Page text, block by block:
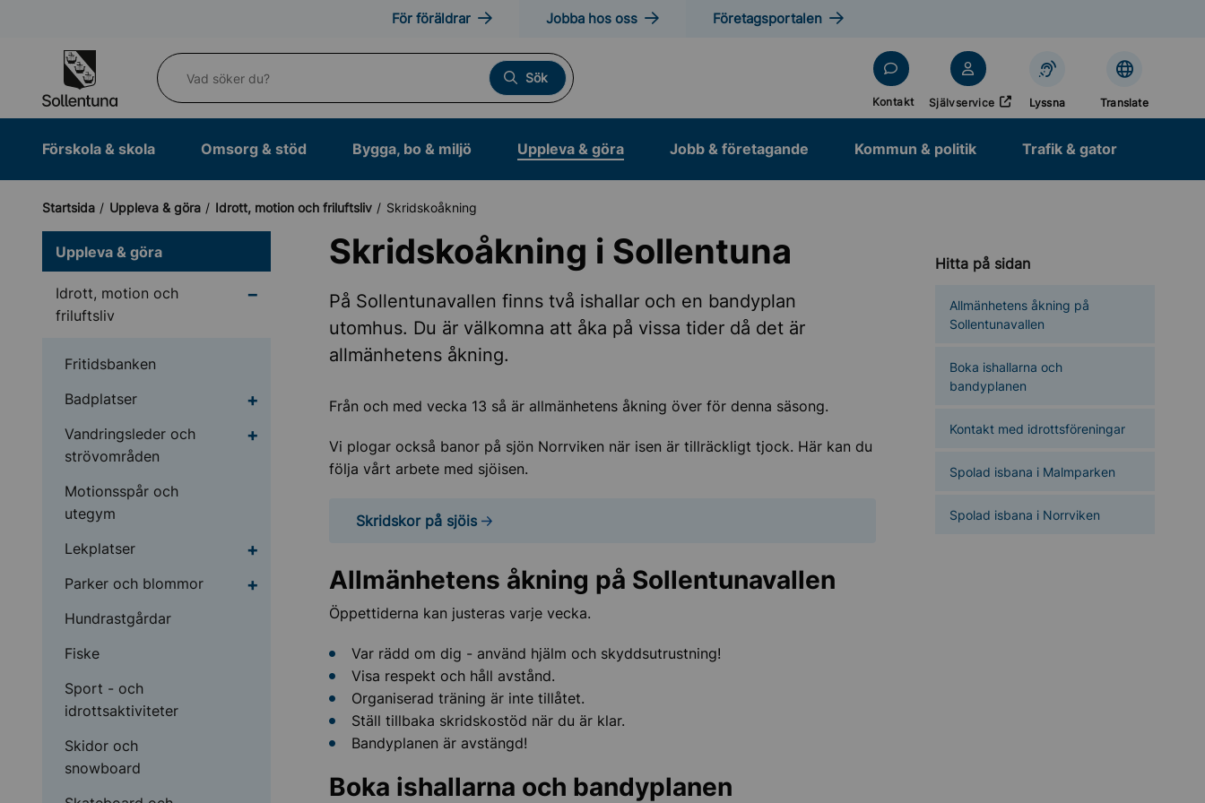
För föräldrar Jobba hos oss Företagsportalen
Vad söker du?
Sök
Kontakt Självservice
Öppnas i nytt fönster
Lyssna Translate
Förskola & skola Omsorg & stöd Bygga, bo & miljö Uppleva & göra Jobb & företagande Kommun & politik Trafik & gator
Startsida Uppleva & göra Idrott, motion och friluftsliv Skridskoåkning
Uppleva & göra
Idrott, motion och
friluftsliv
Undermeny för Idrott, motion och friluftsliv
Fritidsbanken
Badplatser
Undermeny för Badplatser
Vandringsleder och
strövområden
Undermeny för Vandringsleder och strövområden
Motionsspår och
utegym
Lekplatser
Undermeny för Lekplatser
Parker och blommor
Undermeny för Parker och blommor
Hundrastgårdar
Fiske
Sport - och
idrottsaktiviteter
Skidor och
snowboard
Hitta på sidan
Allmänhetens åkning på
Sollentunavallen
Boka ishallarna och
bandyplanen
Kontakt med idrottsföreningar
Spolad isbana i Malmparken
Spolad isbana i Norrviken
Skridskoåkning i Sollentuna
På Sollentunavallen finns två ishallar och en bandyplan
utomhus. Du är välkomna att åka på vissa tider då det är
allmänhetens åkning.
Från och med vecka 13 så är allmänhetens åkning över för denna säsong.
Vi plogar också banor på sjön Norrviken när isen är tillräckligt tjock. Här kan du
följa vårt arbete med sjöisen.
Skridskor på sjöis
Allmänhetens åkning på Sollentunavallen
Öppettiderna kan justeras varje vecka.
Var rädd om dig - använd hjälm och skyddsutrustning!
Visa respekt och håll avstånd.
Organiserad träning är inte tillåtet.
Ställ tillbaka skridskostöd när du är klar.
Bandyplanen är avstängd!
Boka ishallarna och bandyplanen